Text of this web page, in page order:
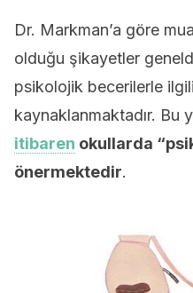
Dr. Markman’a göre
olduğu şikayetler
psikolojik becerilerle
kaynaklanmaktadır. Bu
itibaren okullarda
önermektedir.